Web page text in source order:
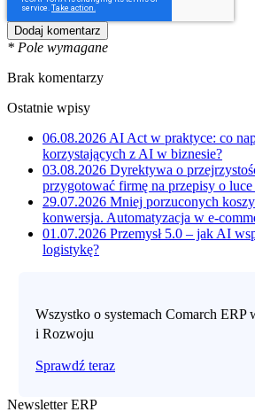
* Pole wymagane
Brak komentarzy
Ostatnie wpisy
06.08.2026 AI Act w praktyce: co
korzystających z AI w biznesie?
03.08.2026 Dyrektywa o
przygotować firmę na przepisy o luce
29.07.2026 Mniej porzuconych
konwersja. Automatyzacja w e-
01.07.2026 Przemysł 5.0 – jak AI
logistykę?
Wszystko o systemach Comarch ERP
i Rozwoju
Sprawdź teraz
Newsletter ERP